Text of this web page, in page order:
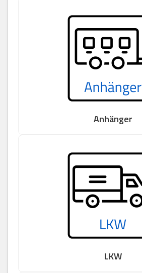
Anhänger
LKW